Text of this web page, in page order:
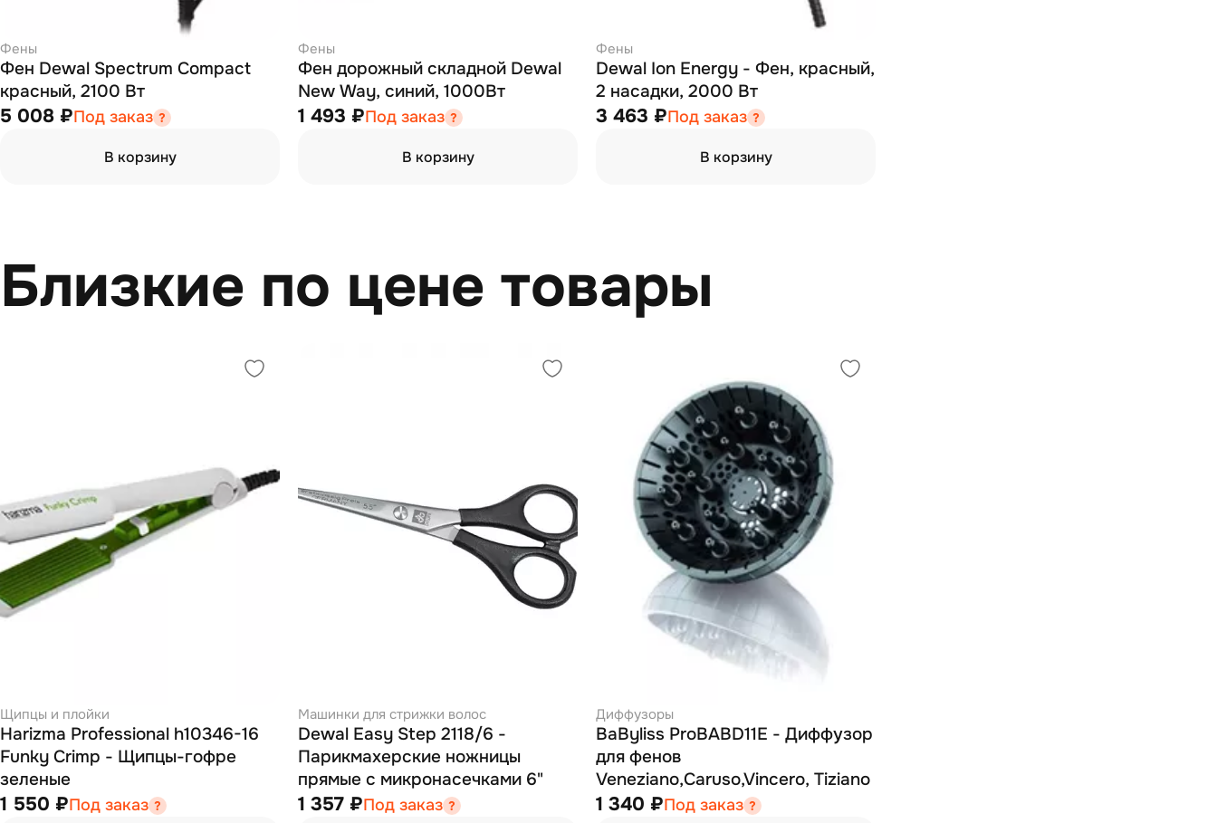
Фены
Фен Dewal Spectrum Compact
красный, 2100 Вт
5 008 ₽Под заказ
В корзину
Фены
Фен дорожный складной Dewal
New Way, синий, 1000Вт
1 493 ₽Под заказ
В корзину
Фены
Dewal Ion Energy - Фен, красный,
2 насадки, 2000 Вт
3 463 ₽Под заказ
В корзину
Близкие по цене товары
Щипцы и плойки
Harizma Professional h10346-16
Funky Crimp - Щипцы-гофре
зеленые
1 550 ₽Под заказ
Машинки для стрижки волос
Dewal Easy Step 2118/6 -
Парикмахерские ножницы
прямые с микронасечками 6"
1 357 ₽Под заказ
Диффузоры
BaByliss ProBABD11E - Диффузор
для фенов
Veneziano,Caruso,Vincero, Tiziano
1 340 ₽Под заказ